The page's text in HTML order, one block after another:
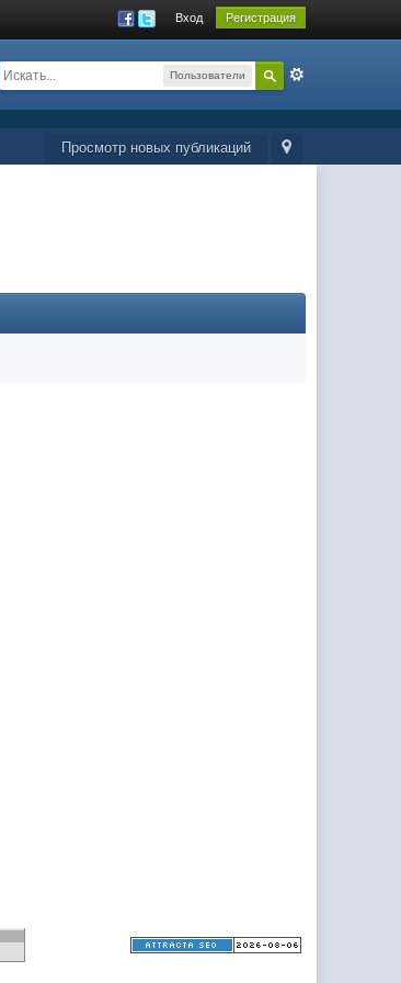
Вход Регистрация
Пользователи
Просмотр новых публикаций